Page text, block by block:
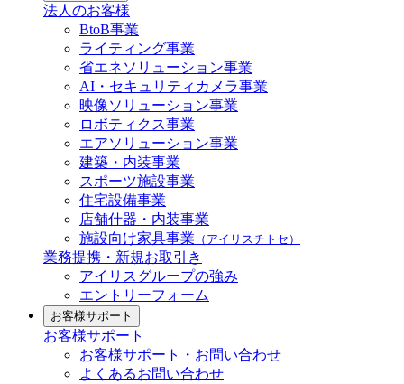
法人のお客様
BtoB事業
ライティング事業
省エネソリューション事業
AI・セキュリティカメラ事業
映像ソリューション事業
ロボティクス事業
エアソリューション事業
建築・内装事業
スポーツ施設事業
住宅設備事業
店舗什器・内装事業
施設向け家具事業 （アイリスチトセ）
業務提携・新規お取引き
アイリスグループの強み
エントリーフォーム
お客様サポート
お客様サポート
お客様サポート・お問い合わせ
よくあるお問い合わせ